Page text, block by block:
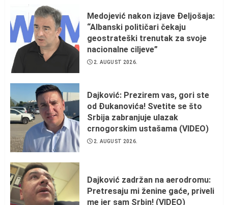
Medojević nakon izjave Đeljošaja:
“Albanski političari čekaju
geostrateški trenutak za svoje
nacionalne ciljeve”
2. AUGUST 2026.
Dajković: Prezirem vas, gori ste
od Đukanovića! Svetite se što
Srbija zabranjuje ulazak
crnogorskim ustašama (VIDEO)
2. AUGUST 2026.
Dajković zadržan na aerodromu:
Pretresaju mi ženine gaće, priveli
me jer sam Srbin! (VIDEO)